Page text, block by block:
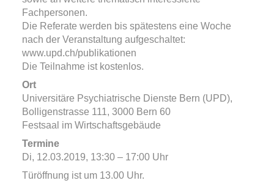
Fachpersonen.
Die Referate werden bis spätestens eine Woche
nach der Veranstaltung aufgeschaltet:
www.upd.ch/publikationen
Die Teilnahme ist kostenlos.
Ort
Universitäre Psychiatrische Dienste Bern (UPD),
Bolligenstrasse 111, 3000 Bern 60
Festsaal im Wirtschaftsgebäude
Termine
Di, 12.03.2019, 13:30 – 17:00 Uhr
Türöffnung ist um 13.00 Uhr.